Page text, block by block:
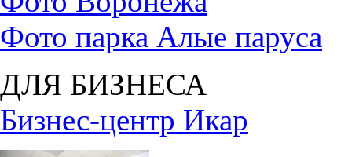
Фото парка Алые паруса
ДЛЯ БИЗНЕСА
Бизнес-центр Икар